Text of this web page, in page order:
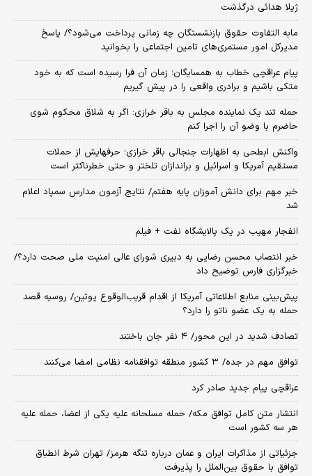
ژیلا هدائی درگذشت
مابه التفاوت حقوق بازنشستگان چه زمانی پرداخت می‌شود؟/ پاسخ
مدیرکل امور مستمری‌های تامین اجتماعی را بخوانید
پیام عراقچی خطاب به همسایگان؛ زمان آن فرا رسیده است که به خود
متکی باشیم و برادری واقعی را در پیش گیریم
حمله تند یک نماینده مجلس به باقر خرازی: اگر به شلاق محکوم شوی
حاضرم با وضو آن را اجرا کنم
واکنش ابطحی به اظهارات جنجالی باقر خرازی؛ حرفهایش از حملات
مستقیم آمریکا و اسرائیل و براندازان تلختر و حتی خطرناکتر است
خبر مهم برای دانش آموزان پایه هفتم/ نتایج آزمون مدارس سمپاد اعلام
شد
انفجار مهیب در یک پالایشگاه نفت + فیلم
خبر انتصاب محسن رضایی به دبیری شورای عالی امنیت ملی صحت دارد؟/
خبرگزاری فارس توضیح داد
پیش‌بینی منابع اطلاعاتی آمریکا از اقدام قریب‌الوقوع پوتین/ روسیه قصد
حمله به یک عضو ناتو را دارد؟
تصادف شدید در این محور/ ۴ نفر جان باختند
توافق مهم در جده/ ۳ کشور منطقه توافقنامه نظامی امضا می‌کنند
عراقچی پیام جدید صادر کرد
انتشار متن کامل توافق مکه/ حمله مسلحانه علیه یکی از اعضا، حمله علیه
هر سه کشور است
جزئیاتی از مذاکرات ایران و عمان درباره تنگه هرمز/ تهران شرط انطباق
توافق با حقوق بین‌الملل را پذیرفت